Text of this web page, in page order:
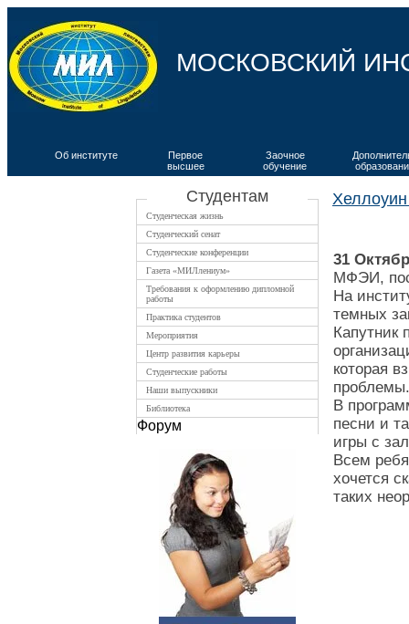
МОСКОВСКИЙ
Об институте
Первое
высшее
Заочное
обучение
Студентам
Студенческая жизнь
Студенческий сенат
Студенческие конференции
Газета «МИЛлениум»
Требования к оформлению дипломной
работы
Практика студентов
Мероприятия
Центр развития карьеры
Студенческие работы
Наши выпускники
Библиотека
Форум
31
МФЭИ,
На
темных
Капутник
которая
проблемы.
В
песни и
игры с
Всем
хочется
таких